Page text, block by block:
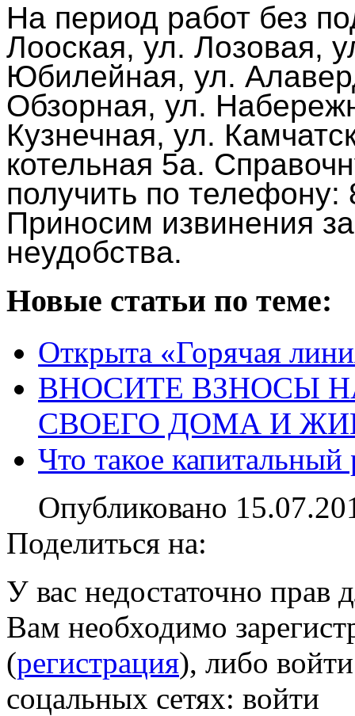
На период работ без
Лооская, ул. Лозовая,
Юбилейная, ул.
Обзорная, ул.
Кузнечная, ул.
котельная 5а.
получить по
Приносим извинения
неудобства.
Новые статьи по теме:
Открыта «Горячая
ВНОСИТЕ ВЗНОСЫ
СВОЕГО ДОМА И
Что такое капитальный
Опубликовано
Поделиться на:
У вас недостаточно прав
Вам необходимо
(регистрация), либо
соцальных сетях: войти